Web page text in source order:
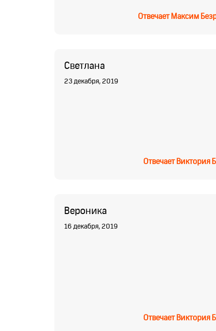
Отвечает Максим
Светлана
23 декабря, 2019
Отвечает Виктория
Вероника
16 декабря, 2019
Отвечает Виктория